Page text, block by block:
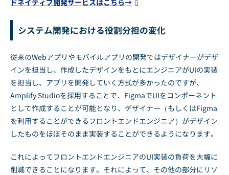
ドネイティブ開発サービスはこちら→
システム開発における役割分担の変化
従来のWebアプリやモバイルアプリの開発ではデザイナーがデザ
インを担当し、作成したデザインをもとにエンジニアがUIの実装
を担当し、アプリを開発していく方式が多かったのですが、
Amplify Studioを採用することで、FigmaでUIをコンポーネント
として作成することが可能となり、デザイナー（もしくはFigma
を利用することができるフロントエンドエンジニア）がデザイン
したものをほぼそのまま実装することができるようになります。
これによってフロントエンドエンジニアのUI実装の負荷を大幅に
削減できることになります。それによって、その他の部分にリソ